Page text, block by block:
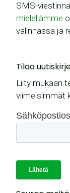
SMS-
mielellämme
valinnassa ja
Tilaa
Liity mukaan
viimeisimmät